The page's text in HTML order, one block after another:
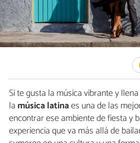
Si te gusta la música vibrante y
la música latinaes una de las
encontrar ese ambiente de fiesta y
experiencia que va más allá de